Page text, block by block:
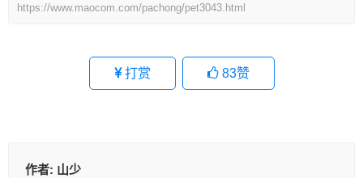
https://www.maocom.com/pachong/pet3043.html
打赏 83赞
作者: 山少